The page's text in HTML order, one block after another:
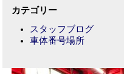
カテゴリー
スタッフブログ
車体番号場所